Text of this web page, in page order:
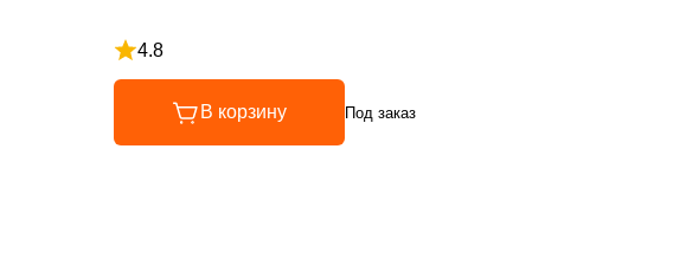
4.8
Рейтинг 4.8 из 5
В корзину Под заказ